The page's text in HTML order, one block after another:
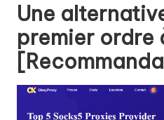
Une
premier ordre